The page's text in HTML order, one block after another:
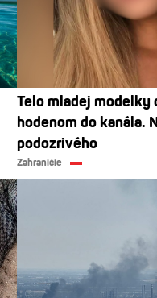
Telo mladej
hodenom do kanála.
podozrivého
Zahraničie